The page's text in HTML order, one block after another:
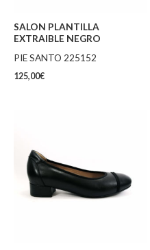
SALON PLANTILLA
EXTRAIBLE NEGRO
PIE SANTO 225152
125,00€